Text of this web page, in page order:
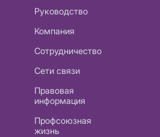
Руководство
Компания
Сотрудничество
Сети связи
Правовая
информация
Профсоюзная
жизнь